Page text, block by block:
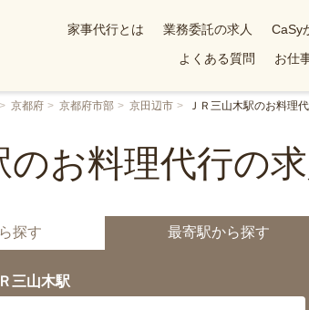
家事代行とは 業務委託の求人 CaSy
よくある質問
お仕
京都府 京都府市部 京田辺市 ＪＲ三山木駅のお料理
のお料理代行の
探す 最寄駅から探す
三山木駅